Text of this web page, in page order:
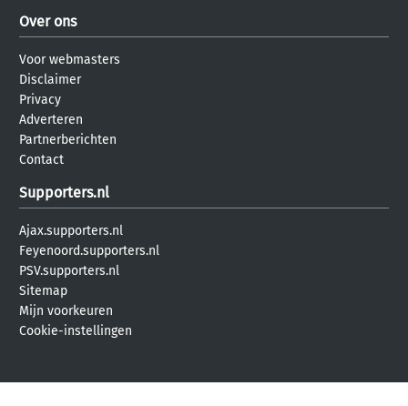
Over ons
Voor webmasters
Disclaimer
Privacy
Adverteren
Partnerberichten
Contact
Supporters.nl
Ajax.supporters.nl
Feyenoord.supporters.nl
PSV.supporters.nl
Sitemap
Mijn voorkeuren
Cookie-instellingen